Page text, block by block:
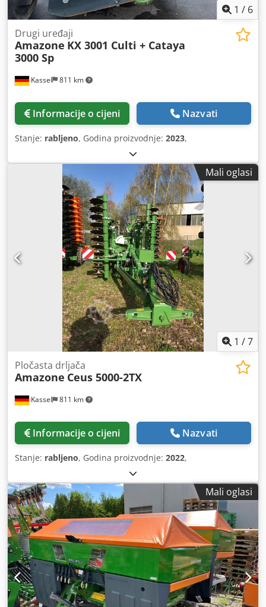
1 / 6
Kassel 811 km
Drugi uređaji
Amazone KX 3001 Culti + Cataya
3000 Sp
Informacije o cijeni Nazvati
Stanje: rabljeno, Godina proizvodnje: 2023,
Mali oglasi
1 /7
Kassel 811 km
Pločasta drljača
Amazone Ceus 5000-2TX
Informacije o cijeni Nazvati
Stanje: rabljeno, Godina proizvodnje: 2022,
Mali oglasi